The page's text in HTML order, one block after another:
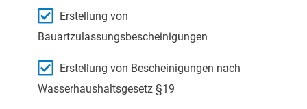
Erstellung von
Bauartzulassungsbescheinigungen
Erstellung von Bescheinigungen nach
Wasserhaushaltsgesetz §19